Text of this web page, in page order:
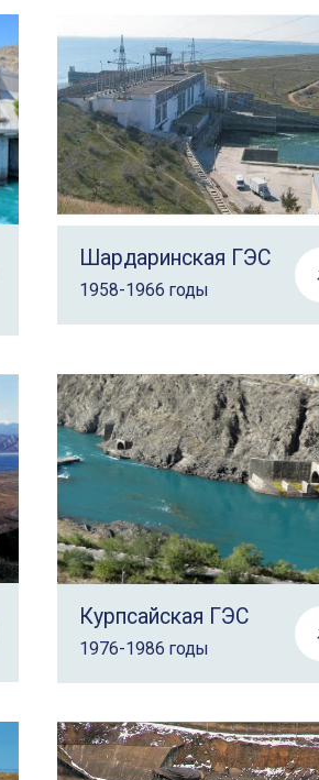
Шардаринская ГЭС
1958-1966 годы
Курпсайская ГЭС
1976-1986 годы